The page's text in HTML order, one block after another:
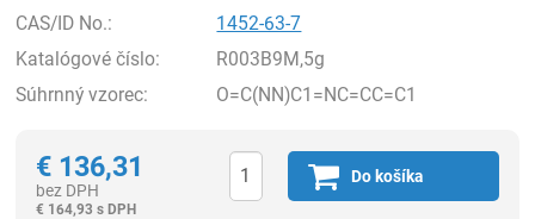
CAS/ID No.:
1452-63-7
Katalógové číslo:
R003B9M,5g
Súhrnný vzorec:
O=C(NN)C1=NC=CC=C1
€ 136,31
bez DPH
€ 164,93 s DPH
Do košíka